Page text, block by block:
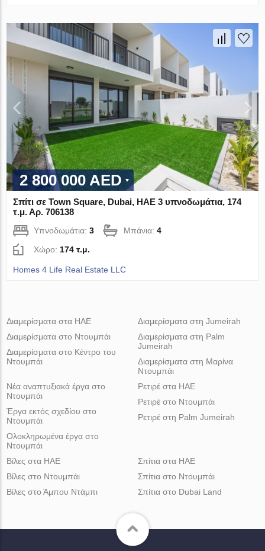
2 800 000 AED
Σπίτι σε Town Square, Dubai, ΗΑΕ 3 υπνοδωμάτια, 174
τ.μ. Αρ. 706138
Υπνοδωμάτια:3 Μπάνια:4
Χώρο:174 τ.μ.
Homes 4 Life Real Estate LLC
Διαμερίσματα στα ΗΑΕ
Διαμερίσματα στο Ντουμπάι
Διαμερίσματα στο Κέντρο του
Ντουμπάι
Διαμερίσματα στη Jumeirah
Διαμερίσματα στη Palm
Jumeirah
Διαμερίσματα στη Μαρίνα
Ντουμπάι
Νέα αναπτυξιακά έργα στο
Ντουμπάι
Έργα εκτός σχεδίου στο
Ντουμπάι
Ολοκληρωμένα έργα στο
Ντουμπάι
Ρετιρέ στα ΗΑΕ
Ρετιρέ στο Ντουμπάι
Ρετιρέ στη Palm Jumeirah
Βίλες στα ΗΑΕ
Βίλες στο Ντουμπάι
Βίλες στο Άμπου Ντάμπι
Σπίτια στα ΗΑΕ
Σπίτια στο Ντουμπάι
Σπίτια στο Dubai Land